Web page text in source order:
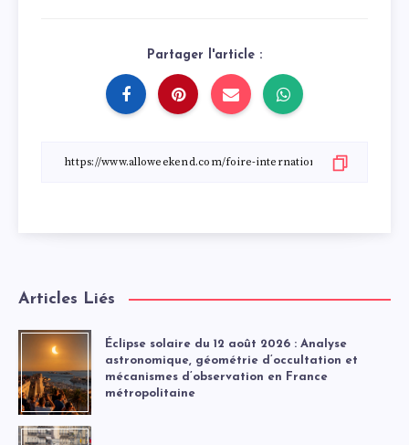
Partager l'article :
Articles Liés
Éclipse solaire du 12 août 2026 : Analyse
astronomique, géométrie d’occultation et
mécanismes d’observation en France
métropolitaine